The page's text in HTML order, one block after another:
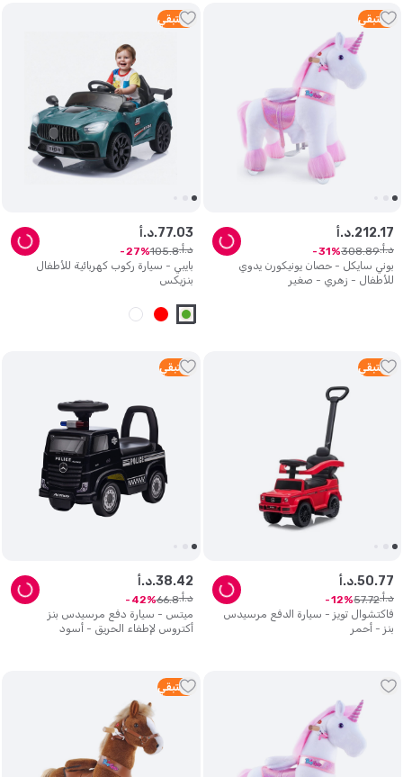
3 متبقي
بوني سايكل - حصان يونيكورن يدوي
للأطفال - زهري - صغير
د.أ.212.17
د.أ. 308.89
31
3 متبقي
بايبي - سيارة ركوب كهربائية للأطفال
بنزيكس
د.أ.77.03
د.أ. 105.8
27
2 متبقي
فاكتشوال تويز - سيارة الدفع مرسيدس
بنز - أحمر
د.أ.50.77
د.أ. 57.72
12
1 متبقي
ميتس - سيارة دفع مرسيدس بنز
أكتروس لإطفاء الحريق - أسود
د.أ.38.42
د.أ. 66.8
42
2 متبقي